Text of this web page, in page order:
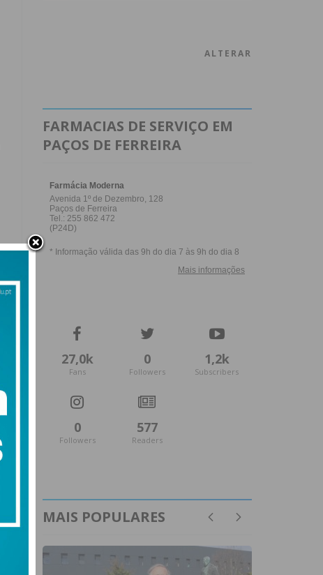
ALTERAR
FARMACIAS DE SERVIÇO EM
PAÇOS DE FERREIRA
27,0k
Fans
0
Followers
1,2k
Subscribers
0
Followers
577
Readers
MAIS POPULARES